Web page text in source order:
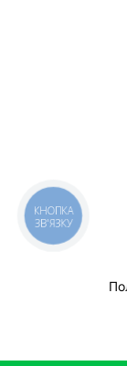
КНОПКА
ЗВ'ЯЗКУ